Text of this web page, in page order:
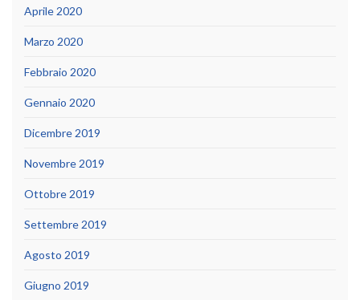
Aprile 2020
Marzo 2020
Febbraio 2020
Gennaio 2020
Dicembre 2019
Novembre 2019
Ottobre 2019
Settembre 2019
Agosto 2019
Giugno 2019